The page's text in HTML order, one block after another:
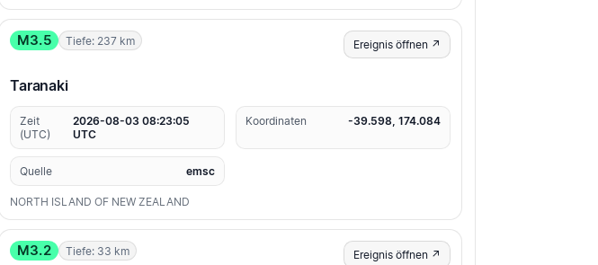
M3.5 Tiefe: 237 km Ereignis öffnen ↗
Taranaki
Zeit
(UTC)
2026-08-03 08:23:05
UTC
Koordinaten -39.598, 174.084
Quelle emsc
NORTH ISLAND OF NEW ZEALAND
M3.2 Tiefe: 33 km Ereignis öffnen ↗